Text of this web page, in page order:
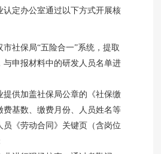
认定办公室通过以下方式开展核
市社保局“五险合一”系统，提取
与申报材料中的研发人员名单进
提供加盖社保局公章的《社保缴
费基数、缴费月份、人员姓名等
员《劳动合同》关键页（含岗位